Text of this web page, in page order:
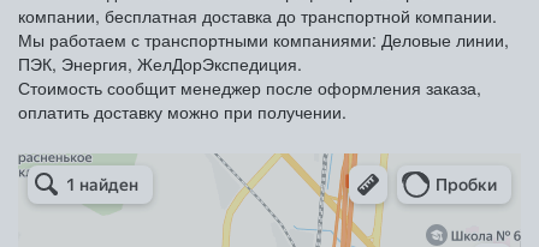
компании, бесплатная доставка до транспортной компании.
Мы работаем с транспортными компаниями: Деловые линии,
ПЭК, Энергия, ЖелДорЭкспедиция.
Стоимость сообщит менеджер после оформления заказа,
оплатить доставку можно при получении.
Арметкон
Металлическая мебель в Санкт‑Петербурге
Торговое оборудование в Санкт‑Петербурге